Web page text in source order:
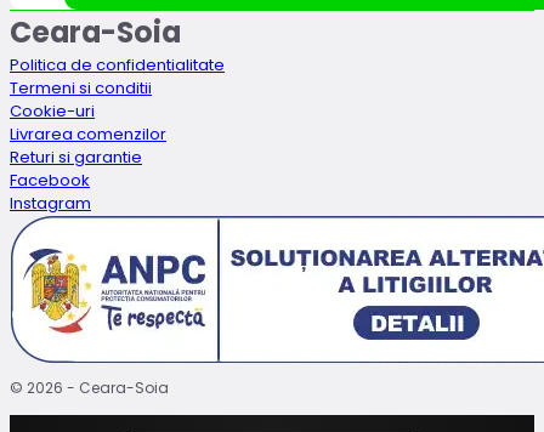
fost:
116.99lei.
81.89lei.
Ceara-Soia
Politica de confidentialitate
Termeni si conditii
Cookie-uri
Livrarea comenzilor
Returi si garantie
Facebook
Instagram
© 2026 - Ceara-Soia